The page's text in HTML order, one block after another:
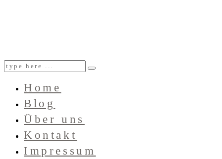
Home
Blog
Über uns
Kontakt
Impressum